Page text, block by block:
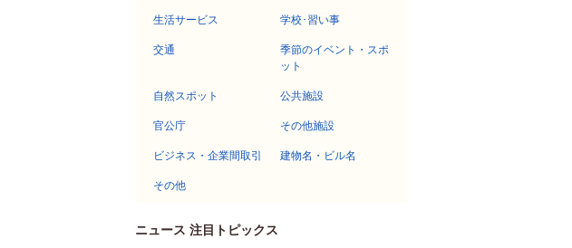
生活サービス 学校･習い事
交通
季節のイベント・スポ
ット
自然スポット 公共施設
官公庁 その他施設
ビジネス・企業間取引 建物名・ビル名
その他
ニュース 注目トピックス